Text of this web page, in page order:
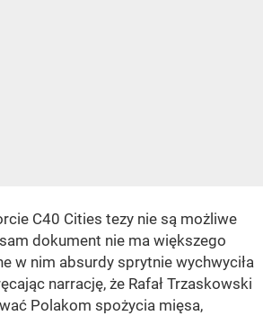
C40 Cities tezy nie są możliwe
dokument nie ma większego
w nim absurdy sprytnie wychwyciła
narrację, że Rafał Trzaskowski
Polakom spożycia mięsa,